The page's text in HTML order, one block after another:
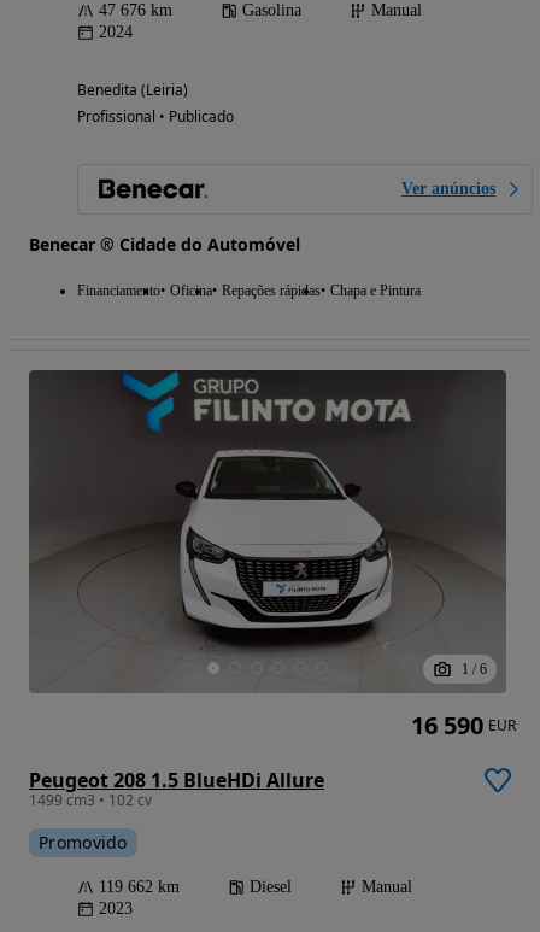
47 676 km Gasolina
Manual
2024
Benedita (Leiria)
Profissional • Publicado
Ver anúncios
Benecar ® Cidade do Automóvel
Financiamento Oficina Repações rápidas Chapa e Pintura
1 / 6
Peugeot 208 1.5 BlueHDi Allure
1499 cm3 • 102 cv
Promovido
119 662 km Diesel
Manual
2023
16 590 EUR